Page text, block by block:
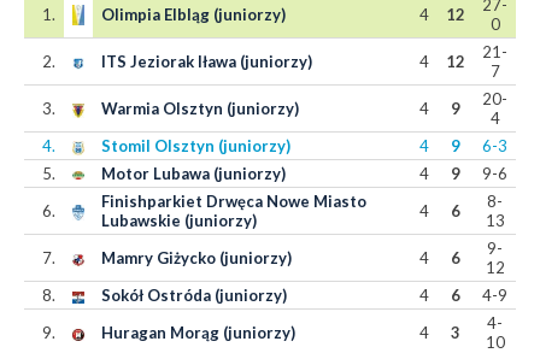
1. Olimpia Elbląg (juniorzy) 4 12
27-
0
2.
ITS Jeziorak Iława (juniorzy) 4 12
21-
7
3.
Warmia Olsztyn (juniorzy) 4 9
20-
4
4.
Stomil Olsztyn (juniorzy) 4 9
6-3
5.
Motor Lubawa (juniorzy) 4 9
9-6
6.
Finishparkiet Drwęca Nowe Miasto
Lubawskie (juniorzy)
4 6
8-
13
7.
Mamry Giżycko (juniorzy) 4 6
9-
12
8.
Sokół Ostróda (juniorzy) 4 6
4-9
9.
Huragan Morąg (juniorzy) 4 3
4-
10